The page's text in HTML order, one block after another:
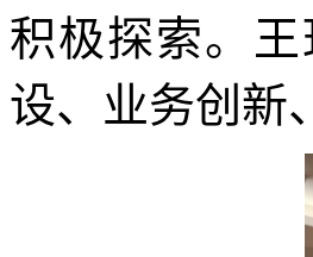
积极探索。
设、业务创新